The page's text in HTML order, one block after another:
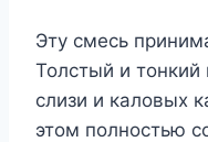
Эту смесь
Толстый и
слизи и каловых
этом полностью